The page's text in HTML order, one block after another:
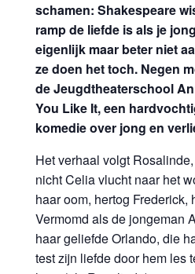
schamen: Shakespeare
ramp de liefde is als je
eigenlijk maar beter niet
ze doen het toch. Negen
de Jeugdtheaterschool
You Like It, een
komedie over jong en
Het verhaal volgt
nicht Celia vlucht naar het
haar oom, hertog Frederick,
Vermomd als de jongeman
haar geliefde Orlando, die
test zijn liefde door hem les